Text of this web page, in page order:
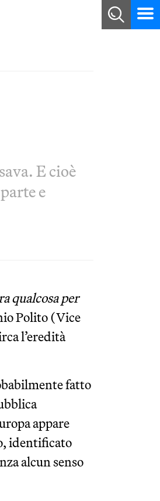
E cioè
e
qualcosa per
Polito (Vice
l’eredità
fatto
appare
identificato
alcun senso